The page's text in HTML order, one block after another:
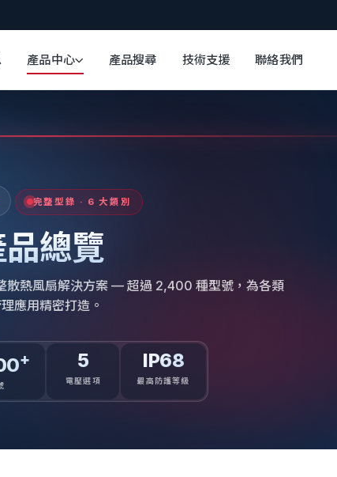
產品中心 產品搜尋 技術支援 聯絡我們
完整型錄 · 6 大類別
品總覽
散熱風扇解決方案 — 超過 2,400 種型號，為各類
應用精密打造。
+ 5
電壓選項
IP68
最高防護等級